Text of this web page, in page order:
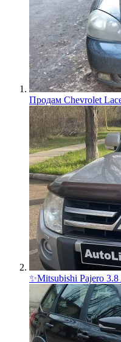
Продам Chevrolet
✨Mitsubishi Pajero